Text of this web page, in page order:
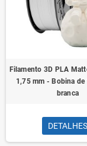
Filamento 3D PLA
1,75 mm - Bobina
branca
DETALHES